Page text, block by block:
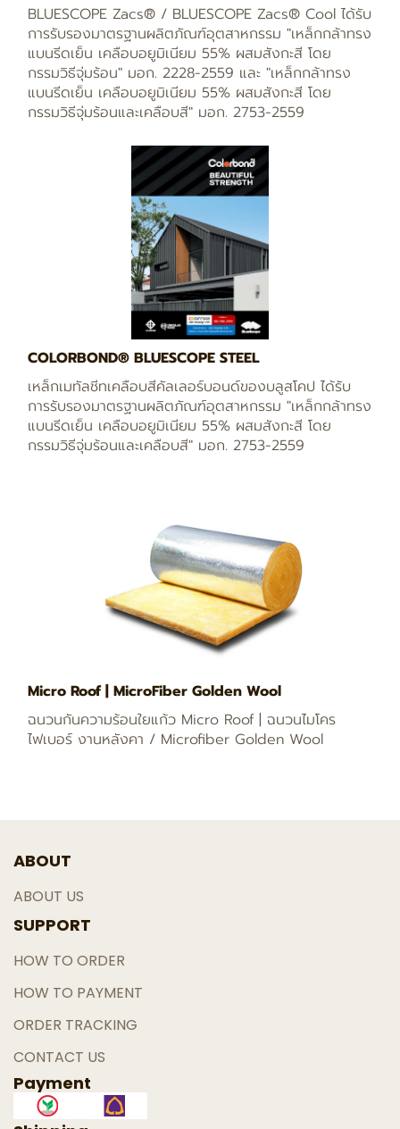
BLUESCOPE Zacs® / BLUESCOPE Zacs® Cool ได้รับ
การรับรองมาตรฐานผลิตภัณฑ์อุตสาหกรรม "เหล็กกล้าทรง
แบนรีดเย็น เคลือบอยูมิเนียม 55% ผสมสังกะสี โดย
กรรมวิธีจุ่มร้อน" มอก. 2228-2559 และ "เหล็กกล้าทรง
แบนรีดเย็น เคลือบอยูมิเนียม 55% ผสมสังกะสี โดย
กรรมวิธีจุ่มร้อนและเคลือบสี" มอก. 2753-2559
COLORBOND® BLUESCOPE STEEL
เหล็กเมทัลชีทเคลือบสีคัลเลอร์บอนด์ของบลูสโคป ได้รับ
การรับรองมาตรฐานผลิตภัณฑ์อุตสาหกรรม "เหล็กกล้าทรง
แบนรีดเย็น เคลือบอยูมิเนียม 55% ผสมสังกะสี โดย
กรรมวิธีจุ่มร้อนและเคลือบสี" มอก. 2753-2559
Micro Roof | MicroFiber Golden Wool
ฉนวนกันความร้อนใยแก้ว Micro Roof | ฉนวนไมโคร
ไฟเบอร์ งานหลังคา / Microfiber Golden Wool
ABOUT
ABOUT US
SUPPORT
HOW TO ORDER
HOW TO PAYMENT
ORDER TRACKING
CONTACT US
Payment